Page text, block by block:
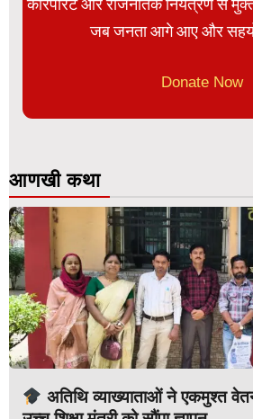
कॉरपोरेट और राजनैतिक नियंत्रण से
जब जनता आगे आए और
Donate Now
आणखी कथा
अतिथि व्याख्याताओं ने एकमुश्त